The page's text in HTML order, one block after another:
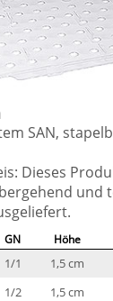
SAN,
Dieses
und
GN Höhe
1/1 1,5 cm
1/2 1,5 cm